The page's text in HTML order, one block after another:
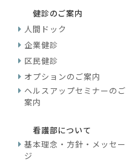
健診のご案内
人間ドック
企業健診
区民健診
オプションのご案内
ヘルスアップセミナーのご
案内
看護部について
基本理念・方針・メッセー
ジ